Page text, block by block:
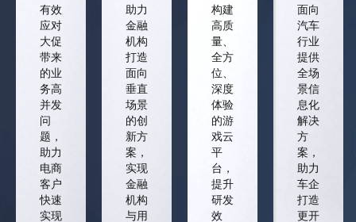
有效
应对
大促
带来
的业
务高
并发
问
题，
助力
电商
客户
快速
实现
助力
金融
机构
打造
面向
垂直
场景
的创
新方
案，
实现
金融
机构
与用
构建
高质
量、
全方
位、
深度
体验
的游
戏云
平
台，
提升
研发
效
面向
汽车
行业
提供
全场
景信
息化
解决
方
案，
助力
车企
打造
更开